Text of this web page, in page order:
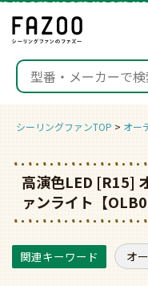
シーリングファンTOP オー
高演色LED [R15]
ァンライト【
オ